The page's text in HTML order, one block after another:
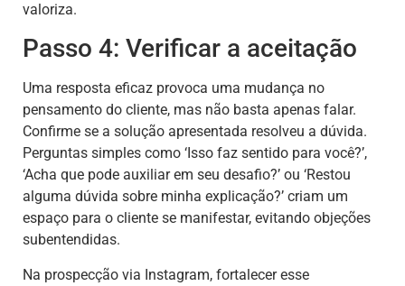
valoriza.
Passo 4: Verificar a aceitação
Uma resposta eficaz provoca uma mudança no
pensamento do cliente, mas não basta apenas falar.
Confirme se a solução apresentada resolveu a dúvida.
Perguntas simples como ‘Isso faz sentido para você?’,
‘Acha que pode auxiliar em seu desafio?’ ou ‘Restou
alguma dúvida sobre minha explicação?’ criam um
espaço para o cliente se manifestar, evitando objeções
subentendidas.
Na prospecção via Instagram, fortalecer esse